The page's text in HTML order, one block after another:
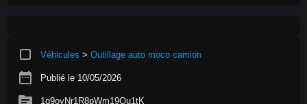
crop_square Véhicules > Outillage auto moco camion
date_range Publié le 10/05/2026
source 1q9oyNr1R8pWm19Ou1tK